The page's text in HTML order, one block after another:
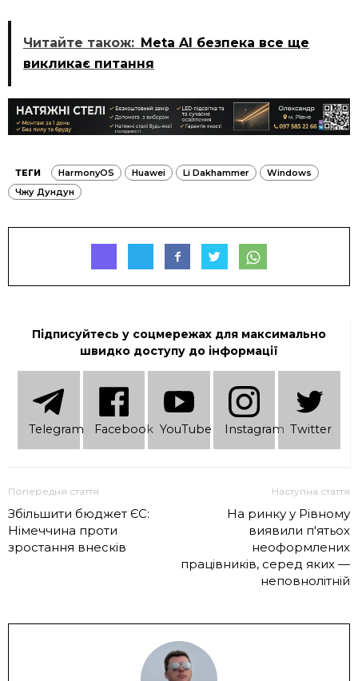
Читайте також: Meta AI безпека все ще
викликає питання
ТЕГИ HarmonyOS Huawei Li Dakhammer
Windows
Чжу Дундун
Підписуйтесь у соцмережах для максимально
швидко доступу до інформації
Telеgram Facebook YouTube Instagram Twitter
Попередня стаття
Збільшити бюджет ЄС:
Німеччина проти
зростання внесків
Наступна стаття
На ринку у Рівному
виявили п'ятьох
неоформлених
працівників, серед яких —
неповнолітній